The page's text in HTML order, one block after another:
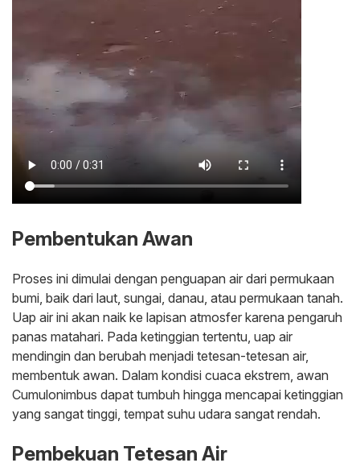
Pembentukan Awan
Proses ini dimulai dengan penguapan air dari permukaan
bumi, baik dari laut, sungai, danau, atau permukaan tanah.
Uap air ini akan naik ke lapisan atmosfer karena pengaruh
panas matahari. Pada ketinggian tertentu, uap air
mendingin dan berubah menjadi tetesan-tetesan air,
membentuk awan. Dalam kondisi cuaca ekstrem, awan
Cumulonimbus dapat tumbuh hingga mencapai ketinggian
yang sangat tinggi, tempat suhu udara sangat rendah.
Pembekuan Tetesan Air